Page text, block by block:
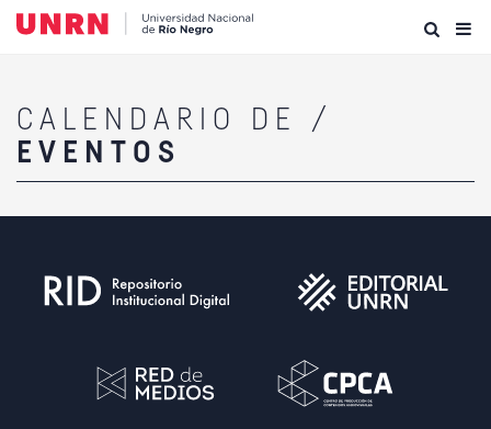
CALENDARIO DE /
EVENTOS